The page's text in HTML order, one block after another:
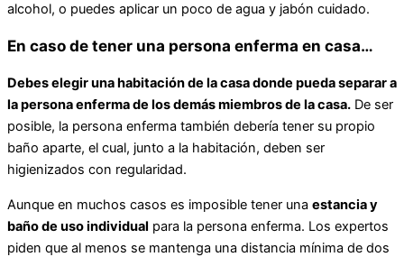
alcohol, o puedes aplicar un poco de agua y jabón cuidado.
En caso de tener una persona enferma en casa…
Debes elegir una habitación de la casa donde pueda separar a
la persona enferma de los demás miembros de la casa. De ser
posible, la persona enferma también debería tener su propio
baño aparte, el cual, junto a la habitación, deben ser
higienizados con regularidad.
Aunque en muchos casos es imposible tener una estancia y
baño de uso individual para la persona enferma. Los expertos
piden que al menos se mantenga una distancia mínima de dos